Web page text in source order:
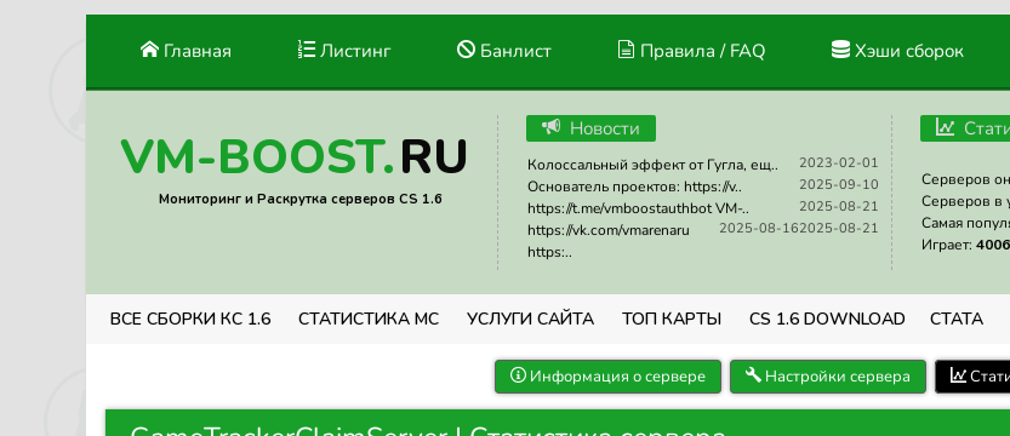
Главная Листинг Банлист Правила / FAQ Хэши сборок
VM-BOOST.RU
Мониторинг и Раскрутка серверов CS 1.6
Новости
2023-02-01
Колоссальный эффект от Гугла, ещ..
2025-09-10
Основатель проектов: https://v..
2025-08-21
https://t.me/vmboostauthbot VM-..
2025-08-21
2025-08-16
https://vk.com/vmarenaru
https:..
Серверов
Серверов в
Самая
Играет: 4006
ВСЕ СБОРКИ КС 1.6 СТАТИСТИКА МС УСЛУГИ САЙТА ТОП КАРТЫ CS 1.6 DOWNLOAD СТАТА
Информация о сервере Настройки сервера